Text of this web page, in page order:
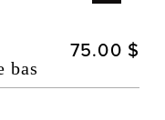
bas
75.00 $